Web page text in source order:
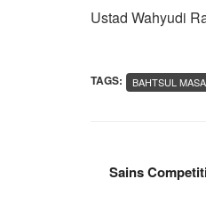
Ustad Wahyudi
TAGS: BAHTSUL
Sains